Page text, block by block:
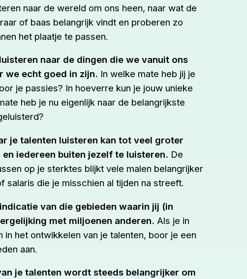
naar de wereld om ons heen, naar wat de
of baas belangrijk vindt en proberen zo
het plaatje te passen.
naar de dingen die we vanuit ons
we echt goed in zijn. In welke mate heb jij je
je passies? In hoeverre kun je jouw unieke
heb je nu eigenlijk naar de belangrijkste
je talenten luisteren kan tot veel groter
iedereen buiten jezelf te luisteren. De
op je sterktes blijkt vele malen belangrijker
salaris die je misschien al tijden na streeft.
van die gebieden waarin jij (in
met miljoenen anderen. Als je in
het ontwikkelen van je talenten, boor je een
aan.
je talenten wordt steeds belangrijker om